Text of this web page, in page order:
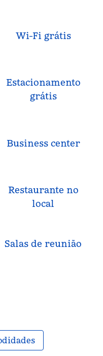
Wi-Fi grátis
Estacionamento
grátis
Business center
Restaurante no
local
Salas de reunião